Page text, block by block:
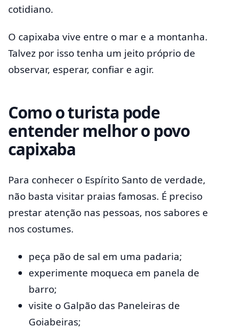
cotidiano.
O capixaba vive entre o mar e a montanha.
Talvez por isso tenha um jeito próprio de
observar, esperar, confiar e agir.
Como o turista pode
entender melhor o povo
capixaba
Para conhecer o Espírito Santo de verdade,
não basta visitar praias famosas. É preciso
prestar atenção nas pessoas, nos sabores e
nos costumes.
peça pão de sal em uma padaria;
experimente moqueca em panela de
barro;
visite o Galpão das Paneleiras de
Goiabeiras;